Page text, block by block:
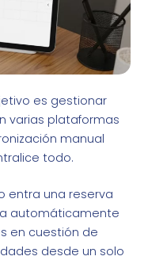
es gestionar
varias plataformas
manual
todo.
entra una reserva
automáticamente
en cuestión de
desde un solo